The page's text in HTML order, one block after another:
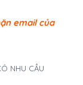
email của
NHU CẦU